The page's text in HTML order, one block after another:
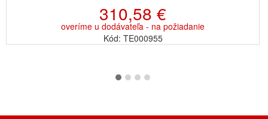
310,58 €
overíme u dodávateľa - na požiadanie
Kód: TE000955